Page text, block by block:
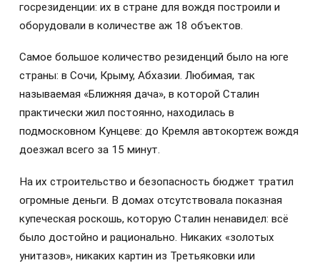
госрезиденции: их в стране для вождя построили и
оборудовали в количестве аж 18 объектов.
Самое большое количество резиденций было на юге
страны: в Сочи, Крыму, Абхазии. Любимая, так
называемая «Ближняя дача», в которой Сталин
практически жил постоянно, находилась в
подмосковном Кунцеве: до Кремля автокортеж вождя
доезжал всего за 15 минут.
На их строительство и безопасность бюджет тратил
огромные деньги. В домах отсутствовала показная
купеческая роскошь, которую Сталин ненавидел: всё
было достойно и рационально. Никаких «золотых
унитазов», никаких картин из Третьяковки или